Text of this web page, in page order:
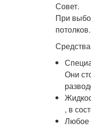
Совет.
При
Они
, в
Любое